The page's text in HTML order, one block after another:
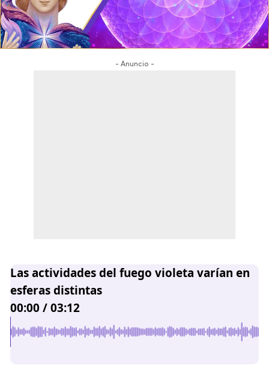
- Anuncio -
Las actividades del fuego violeta varían en
esferas distintas
00:00 /03:12